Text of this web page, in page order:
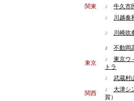
関東
♪
牛久市
♪
川越奏
♪ 川崎吹
♪ 不動岡
東京
♪ 東京ウ
トラ
♪ 武蔵村
関西
♪ 大津シ
賀）